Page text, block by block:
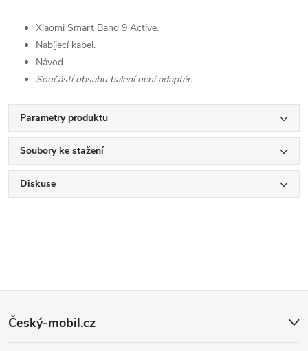
Xiaomi Smart Band 9 Active.
Nabíjecí kabel.
Návod.
Součástí obsahu balení není adaptér.
Parametry produktu
Soubory ke stažení
Diskuse
ZČeský-mobil.cz